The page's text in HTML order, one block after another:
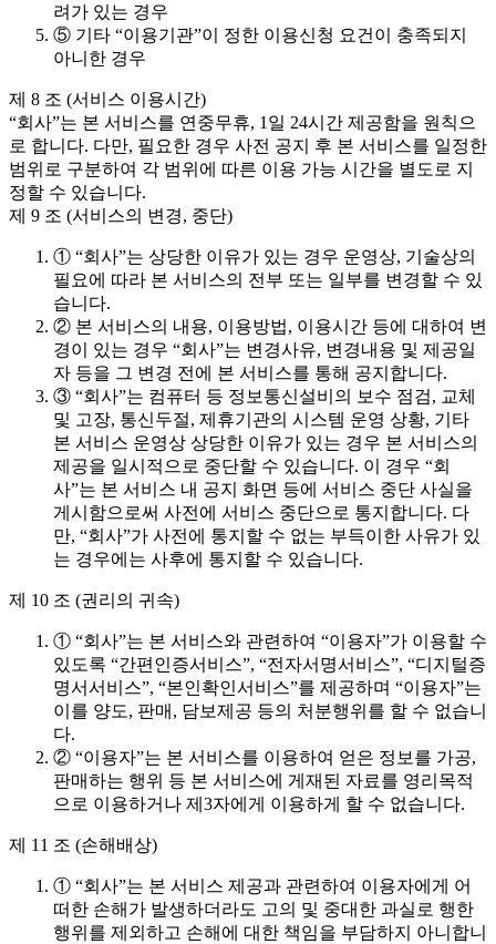
려가 있는 경우
⑤ 기타 “이용기관”이 정한 이용신청 요건이 충족되지
아니한 경우
제 8 조 (서비스 이용시간)
“회사”는 본 서비스를 연중무휴, 1일 24시간 제공함을 원칙으
로 합니다. 다만, 필요한 경우 사전 공지 후 본 서비스를 일정한
범위로 구분하여 각 범위에 따른 이용 가능 시간을 별도로 지
정할 수 있습니다.
제 9 조 (서비스의 변경, 중단)
① “회사”는 상당한 이유가 있는 경우 운영상, 기술상의
필요에 따라 본 서비스의 전부 또는 일부를 변경할 수 있
습니다.
② 본 서비스의 내용, 이용방법, 이용시간 등에 대하여 변
경이 있는 경우 “회사”는 변경사유, 변경내용 및 제공일
자 등을 그 변경 전에 본 서비스를 통해 공지합니다.
③ “회사”는 컴퓨터 등 정보통신설비의 보수 점검, 교체
및 고장, 통신두절, 제휴기관의 시스템 운영 상황, 기타
본 서비스 운영상 상당한 이유가 있는 경우 본 서비스의
제공을 일시적으로 중단할 수 있습니다. 이 경우 “회
사”는 본 서비스 내 공지 화면 등에 서비스 중단 사실을
게시함으로써 사전에 서비스 중단으로 통지합니다. 다
만, “회사”가 사전에 통지할 수 없는 부득이한 사유가 있
는 경우에는 사후에 통지할 수 있습니다.
제 10 조 (권리의 귀속)
① “회사”는 본 서비스와 관련하여 “이용자”가 이용할 수
있도록 “간편인증서비스”, “전자서명서비스”, “디지털증
명서서비스”, “본인확인서비스”를 제공하며 “이용자”는
이를 양도, 판매, 담보제공 등의 처분행위를 할 수 없습니
다.
② “이용자”는 본 서비스를 이용하여 얻은 정보를 가공,
판매하는 행위 등 본 서비스에 게재된 자료를 영리목적
으로 이용하거나 제3자에게 이용하게 할 수 없습니다.
제 11 조 (손해배상)
① “회사”는 본 서비스 제공과 관련하여 이용자에게 어
떠한 손해가 발생하더라도 고의 및 중대한 과실로 행한
행위를 제외하고 손해에 대한 책임을 부담하지 아니합니